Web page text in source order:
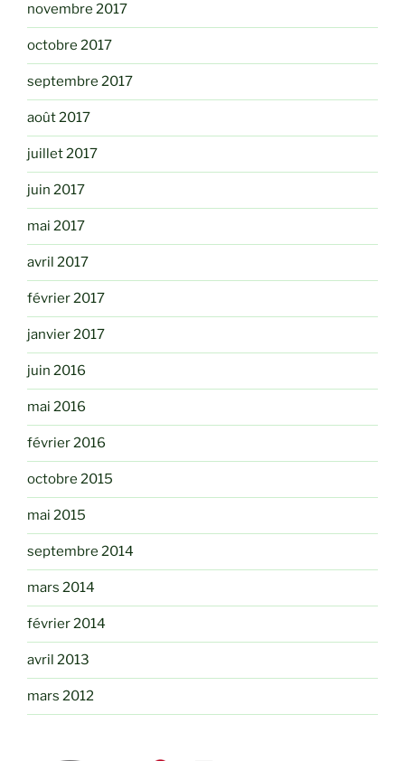
novembre 2017
octobre 2017
septembre 2017
août 2017
juillet 2017
juin 2017
mai 2017
avril 2017
février 2017
janvier 2017
juin 2016
mai 2016
février 2016
octobre 2015
mai 2015
septembre 2014
mars 2014
février 2014
avril 2013
mars 2012